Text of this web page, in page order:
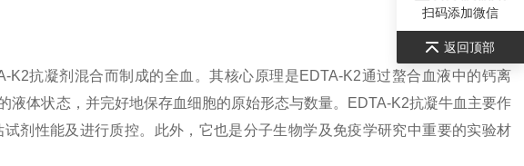
K2抗凝剂混合而制成的全血。其核心原理是EDTA-K2通过螯合血液中的钙离
液体状态，并完好地保存血细胞的原始形态与数量。EDTA-K2抗凝牛血主要作
剂性能及进行质控。此外，它也是分子生物学及免疫学研究中重要的实验材
扫码添加微信
返回顶部